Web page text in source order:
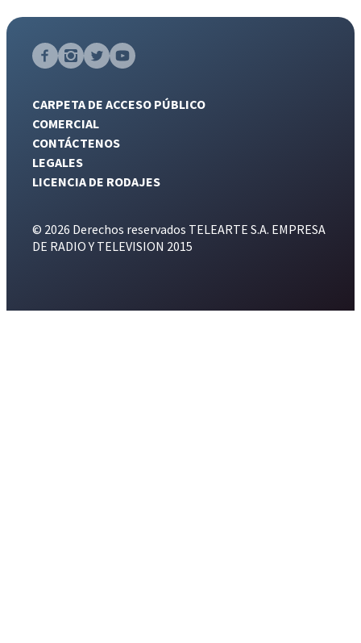
CARPETA DE ACCESO PÚBLICO
COMERCIAL
CONTÁCTENOS
LEGALES
LICENCIA DE RODAJES
© 2026 Derechos reservados TELEARTE S.A. EMPRESA
DE RADIO Y TELEVISION 2015